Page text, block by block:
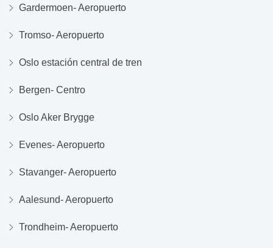
Gardermoen- Aeropuerto
Tromso- Aeropuerto
Oslo estación central de tren
Bergen- Centro
Oslo Aker Brygge
Evenes- Aeropuerto
Stavanger- Aeropuerto
Aalesund- Aeropuerto
Trondheim- Aeropuerto